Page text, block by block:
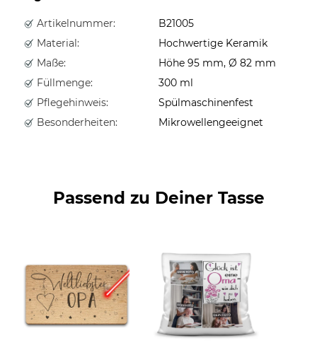
Artikelnummer:
B21005
Material:
Hochwertige Keramik
Maße:
Höhe 95 mm, Ø 82 mm
Füllmenge:
300 ml
Pflegehinweis:
Spülmaschinenfest
Besonderheiten:
Mikrowellengeeignet
Passend zu Deiner Tasse